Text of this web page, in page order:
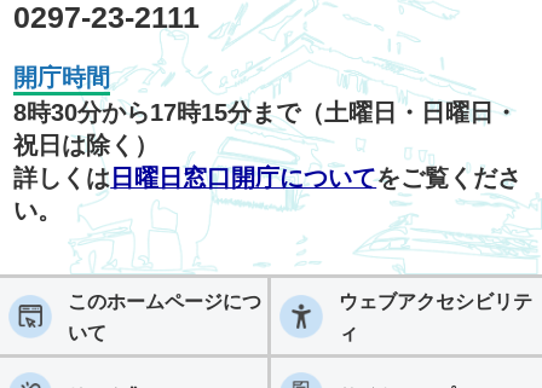
0297-23-2111
開庁時間
8時30分から17時15分まで（土曜日・日曜日・
祝日は除く）
詳しくは 日曜日窓口開庁についてをご覧くださ
い。
このホームページにつ
いて
ウェブアクセシビリテ
ィ